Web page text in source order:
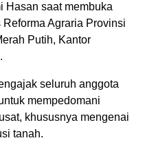
Hasan saat membuka
Agraria Provinsi
Putih, Kantor
seluruh anggota
mempedomani
khususnya mengenai
tanah.